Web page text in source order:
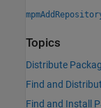
Topics
Distribute
Find and
Find and Install